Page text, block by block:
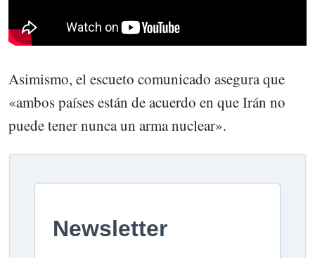
Asimismo, el escueto comunicado asegura que
«ambos países están de acuerdo en que Irán no
puede tener nunca un arma nuclear».